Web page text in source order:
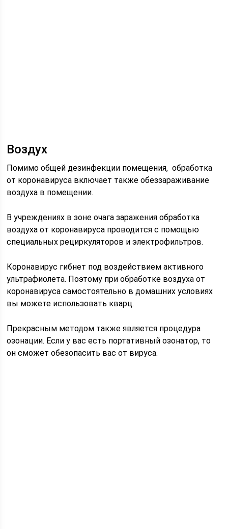
Воздух
Помимо общей дезинфекции помещения, обработка
от коронавируса включает также обеззараживание
воздуха в помещении.
В учреждениях в зоне очага заражения обработка
воздуха от коронавируса проводится с помощью
специальных рециркуляторов и электрофильтров.
Коронавирус гибнет под воздействием активного
ультрафиолета. Поэтому при обработке воздуха от
коронавируса самостоятельно в домашних условиях
вы можете использовать кварц.
Прекрасным методом также является процедура
озонации. Если у вас есть портативный озонатор, то
он сможет обезопасить вас от вируса.